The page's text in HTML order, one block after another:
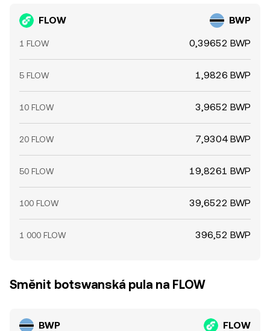
FLOW BWP
1 FLOW 0,39652 BWP
5 FLOW 1,9826 BWP
10 FLOW 3,9652 BWP
20 FLOW 7,9304 BWP
50 FLOW 19,8261 BWP
100 FLOW 39,6522 BWP
1 000 FLOW 396,52 BWP
Směnit botswanská pula na FLOW
BWP FLOW